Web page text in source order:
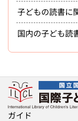
子どもの読書に
国内の子ども読
ガイド